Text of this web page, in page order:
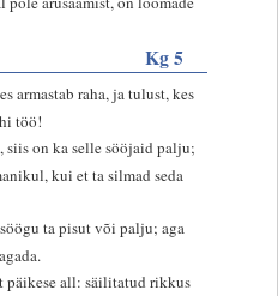
Kg 5
armastab raha, ja tulust, kes
töö!
siis on ka selle sööjaid palju;
kui et ta silmad seda
ta pisut või palju; aga
päikese all: säilitatud rikkus